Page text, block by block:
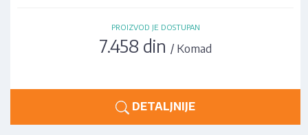
PROIZVOD JE DOSTUPAN
7.458 din/ Komad
DETALJNIJE